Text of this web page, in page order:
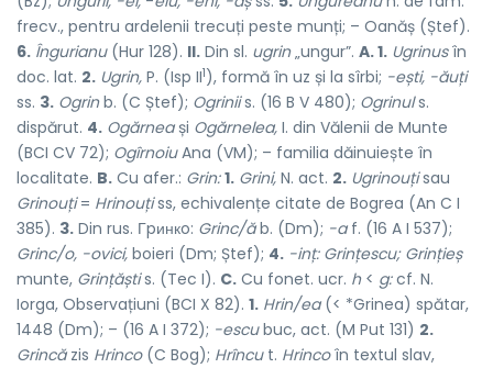
frecv., pentru ardelenii trecuți peste munți; – Oanăș (Ștef).
6. Îngurianu(Hur 128). II. Din sl. ugrin„ungur”. A. 1. Ugrinusîn
doc. lat. 2. Ugrin, P. (Isp II1), formă în uz și la sîrbi; -ești, -ăuți
ss. 3. Ogrinb. (C Ștef); Ogriniis. (16 B V 480); Ogrinuls.
dispărut. 4. Ogărneași Ogărnelea, I. din Vălenii de Munte
(BCI CV 72); OgîrnoiuAna (VM); – familia dăinuiește în
localitate. B. Cu afer.: Grin: 1. Grini, N. act. 2. Ugrinouțisau
Grinouți= Hrinouțiss, echivalențe citate de Bogrea (An C I
385). 3. Din rus. Гpинкo: Grinc/ăb. (Dm); -af. (16 A I 537);
Grinc/o, -ovici, boieri (Dm; Ștef); 4. -inț: Grințescu; Grințieș
munte, Grințăștis. (Tec I). C. Cu fonet. ucr. h< g:cf. N.
Iorga, Observațiuni (BCI X 82). 1. Hrin/ea(< *Grinea) spătar,
1448 (Dm); – (16 A I 372); -escubuc, act. (M Put 131) 2.
Grincăzis Hrinco(C Bog); Hrîncut. Hrincoîn textul slav,